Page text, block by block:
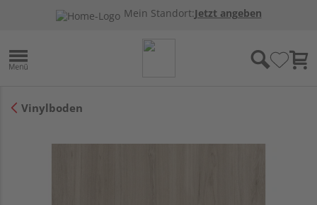
Mein Standort:Jetzt angeben
Vinylboden